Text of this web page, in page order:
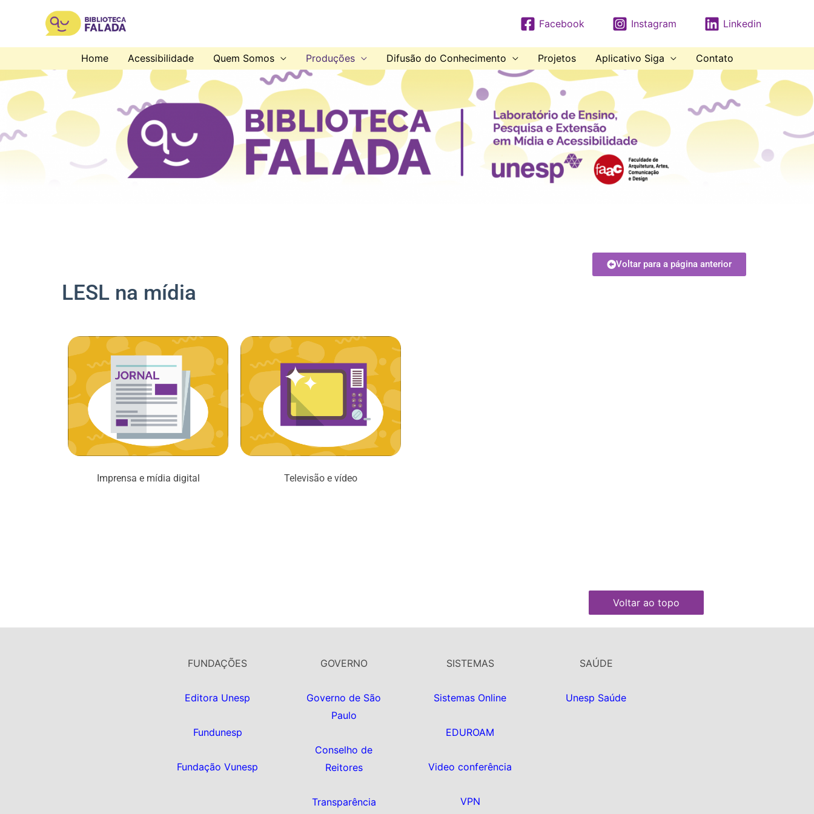
Facebook Instagram Linkedin
Home Acessibilidade Quem Somos Produções Difusão do Conhecimento Projetos Aplicativo Siga Contato
Voltar para a página anterior
LESL na mídia
Imprensa e mídia digital Televisão e vídeo
Voltar ao topo
FUNDAÇÕES
Editora Unesp
Fundunesp
Fundação Vunesp
GOVERNO
Governo de São
Paulo
Conselho de
Reitores
Transparência
SISTEMAS
Sistemas Online
EDUROAM
Video conferência
VPN
SAÚDE
Unesp Saúde